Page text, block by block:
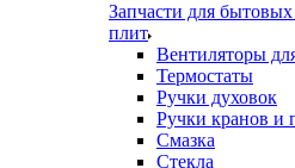
Запчасти для
плит
Вентиляторы
Термостаты
Ручки духовок
Ручки кранов и
Смазка
Стекла